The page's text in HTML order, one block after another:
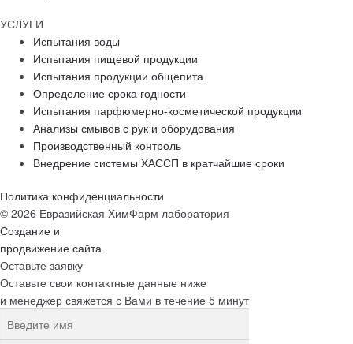
УСЛУГИ
Испытания воды
Испытания пищевой продукции
Испытания продукции общепита
Определение срока годности
Испытания парфюмерно-косметической продукции
Анализы смывов с рук и оборудования
Производственный контроль
Внедрение системы ХАССП в кратчайшие сроки
Политика конфиденциальности
© 2026 Евразийская ХимФарм лаборатория
Создание и
продвижение сайта
Оставьте заявку
Оставьте свои контактные данные ниже
и менеджер свяжется с Вами в течение 5 минут